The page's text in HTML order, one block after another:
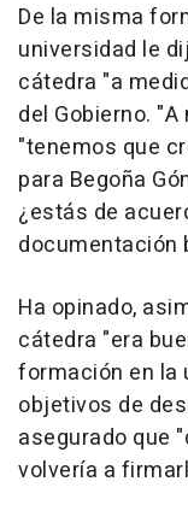
De la misma
universidad le
cátedra "a
del Gobierno.
"tenemos que
para Begoña
¿estás de
documentación
Ha opinado,
cátedra "era
formación en la
objetivos de
asegurado que
volvería a